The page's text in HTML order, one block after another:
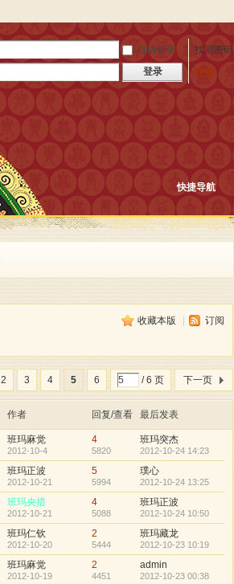
自动登录
找回密码
登录 注册
快捷导航
收藏本版 订阅
2 3 4 5 6 / 6 页 下一页
作者 回复/查看 最后发表
班玛麻觉
2012-10-4
4
5820
班玛突杰
2012-10-24 14:23
班玛正波
2012-10-21
5
5994
璞心
2012-10-24 13:25
班玛央措
2012-10-21
4
5088
班玛正波
2012-10-24 10:50
班玛仁钦
2012-10-20
2
5444
班玛藏龙
2012-10-23 10:19
班玛麻觉
2012-10-19
2
4451
admin
2012-10-23 00:38